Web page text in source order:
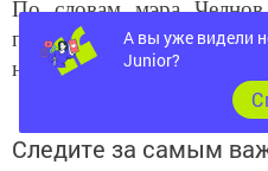
полностью обносить
новых автобусов.
Следите за самым
Telegram-канале
А вы уже видели
Junior?